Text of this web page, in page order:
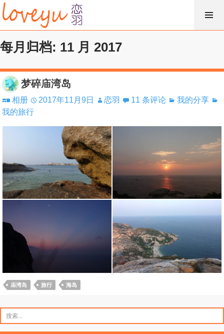
跳
过
内
容
每月归档: 11 月 2017
梦碎庙湾岛
相册 2017年11月9日 恋羽 11 条评论
我的分享
我的旅行
庙湾岛 旅行 海岛
索：